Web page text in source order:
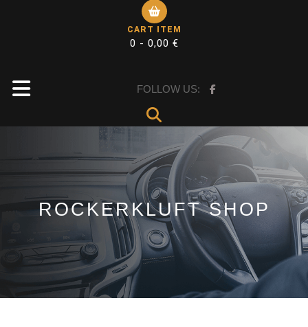
CART ITEM
0 - 0,00 €
Open
FOLLOW US:
ROCKERKLUFT SHOP